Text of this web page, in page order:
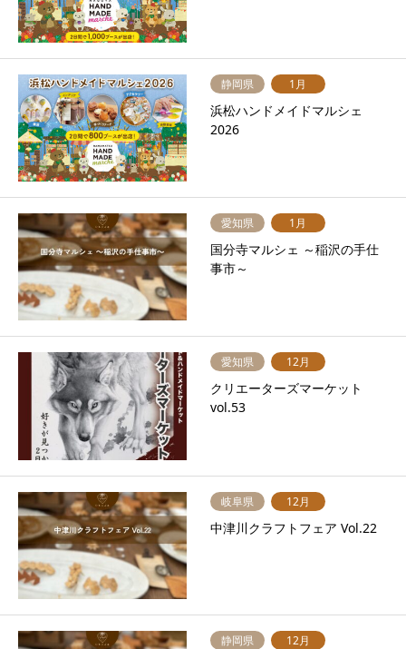
静岡県 1月
浜松ハンドメイドマルシェ
2026
愛知県 1月
国分寺マルシェ ～稲沢の手仕
事市～
愛知県 12月
クリエーターズマーケット
vol.53
岐阜県 12月
中津川クラフトフェア Vol.22
静岡県 12月